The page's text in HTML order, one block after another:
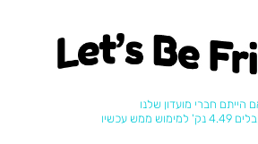
Let's be
הייתם חברי מועדון שלנו
ממש עכשיו